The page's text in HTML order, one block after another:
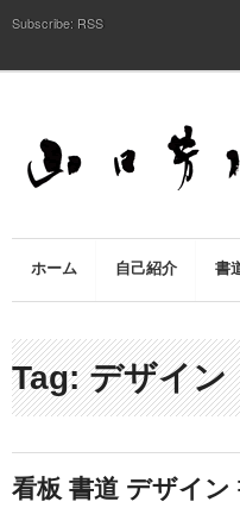
Subscribe: RSS
ホーム 自己紹介 書
Tag: デザイン
看板 書道 デザイン